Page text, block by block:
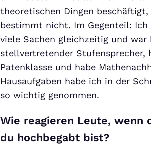
theoretischen Dingen
bestimmt nicht. Im Gegenteil: Ich
viele Sachen gleichzeitig und war
stellvertretender Stufensprecher,
Patenklasse und habe
Hausaufgaben habe ich in der
so wichtig genommen.
Wie reagieren Leute, wenn
du hochbegabt bist?